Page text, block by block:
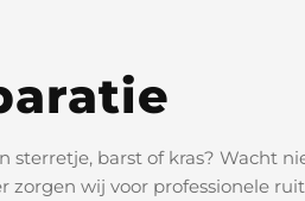
sterretje, barst of kras? Wacht
zorgen wij voor professionele